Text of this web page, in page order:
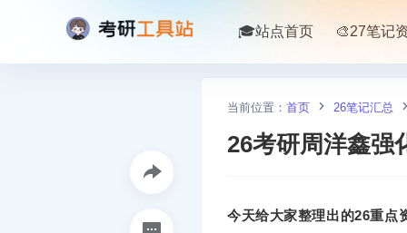
🎓站点首页 🎨27笔记
当前位置： 首页 26笔记汇总
26考研周洋鑫强
今天给大家整理出的26重点